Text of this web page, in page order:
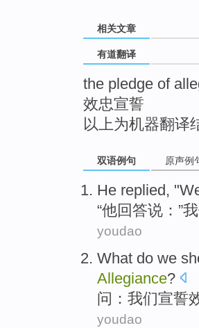
相关文章
有道翻译
the pledge of
效忠宣誓
以上为机器翻译
双语例句 原声例
He replied, "
“他回答说 ：”
youdao
What do we
Allegiance?
问 ： 我们宣誓
youdao